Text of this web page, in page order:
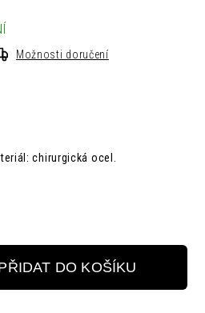
chirurgická ocel.
Možnosti doručení
DO KOŠÍKU